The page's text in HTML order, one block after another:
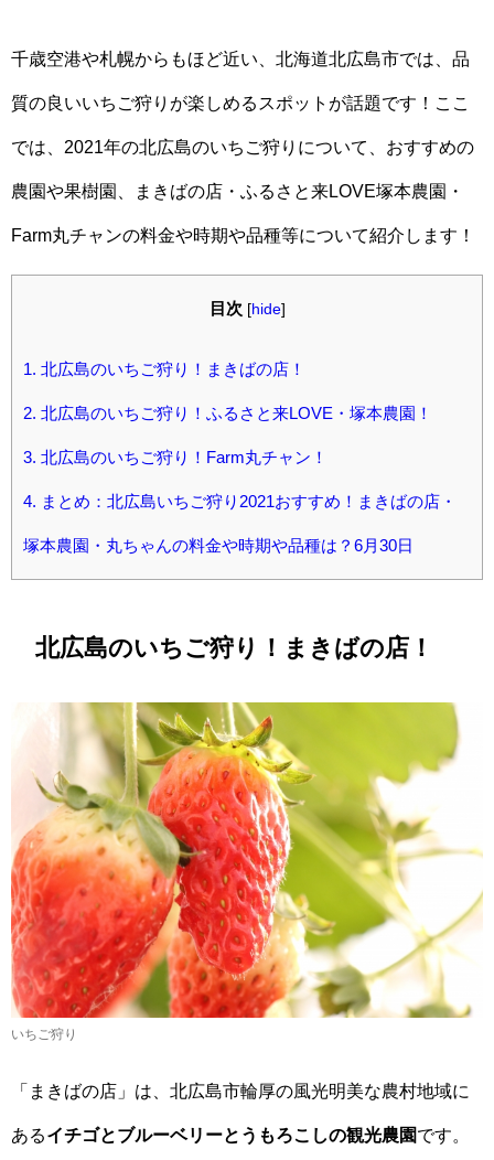
千歳空港や札幌からもほど近い、北海道北広島市では、品
質の良いいちご狩りが楽しめるスポットが話題です！ここ
では、2021年の北広島のいちご狩りについて、おすすめの
農園や果樹園、まきばの店・ふるさと来LOVE塚本農園・
Farm丸チャンの料金や時期や品種等について紹介します！
目次 [hide]
1. 北広島のいちご狩り！まきばの店！
2. 北広島のいちご狩り！ふるさと来LOVE・塚本農園！
3. 北広島のいちご狩り！Farm丸チャン！
4. まとめ：北広島いちご狩り2021おすすめ！まきばの店・
塚本農園・丸ちゃんの料金や時期や品種は？6月30日
北広島のいちご狩り！まきばの店！
いちご狩り
「まきばの店」は、北広島市輪厚の風光明美な農村地域に
あるイチゴとブルーベリーとうもろこしの観光農園です。